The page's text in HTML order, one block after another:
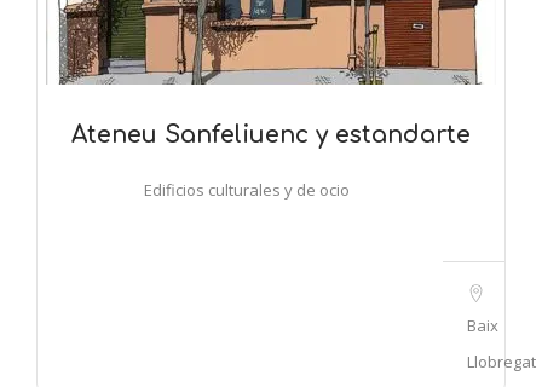
Ateneu Sanfeliuenc y estandarte
Edificios culturales y de ocio
Baix
Llobregat